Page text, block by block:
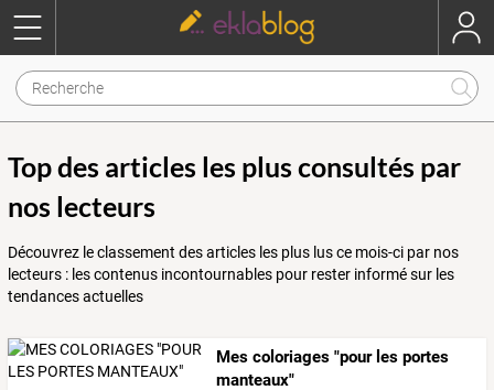
Top des articles les plus consultés par
nos lecteurs
Découvrez le classement des articles les plus lus ce mois-ci par nos
lecteurs : les contenus incontournables pour rester informé sur les
tendances actuelles
Mes coloriages "pour les portes
manteaux"